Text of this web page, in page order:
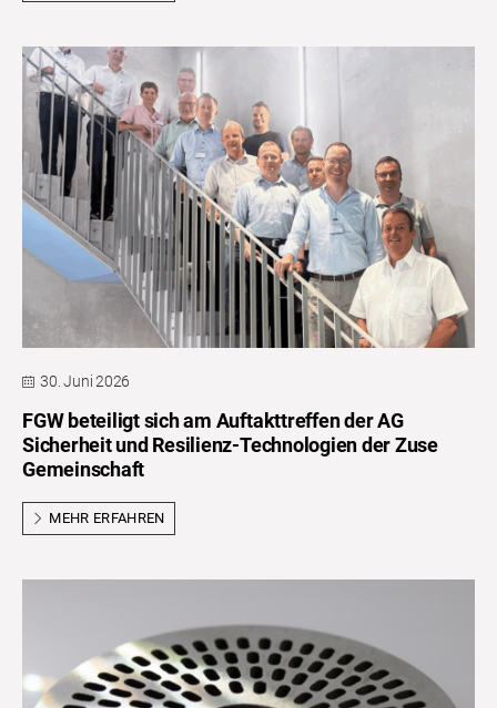
30. Juni 2026
FGW beteiligt sich am Auftakttreffen der AG
Sicherheit und Resilienz-Technologien der Zuse
Gemeinschaft
MEHR ERFAHREN